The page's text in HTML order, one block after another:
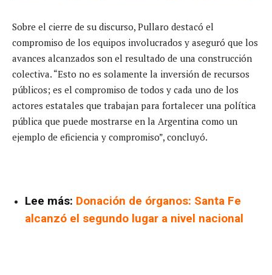
Sobre el cierre de su discurso, Pullaro destacó el
compromiso de los equipos involucrados y aseguró que los
avances alcanzados son el resultado de una construcción
colectiva. “Esto no es solamente la inversión de recursos
públicos; es el compromiso de todos y cada uno de los
actores estatales que trabajan para fortalecer una política
pública que puede mostrarse en la Argentina como un
ejemplo de eficiencia y compromiso”, concluyó.
Lee más: Donación de órganos: Santa Fe
alcanzó el segundo lugar a nivel nacional